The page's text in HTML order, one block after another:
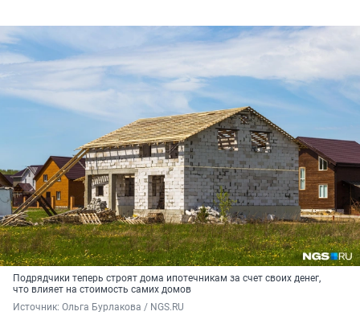
Подрядчики теперь строят дома ипотечникам за счет своих денег,
что влияет на стоимость самих домов
Источник: Ольга Бурлакова / NGS.RU